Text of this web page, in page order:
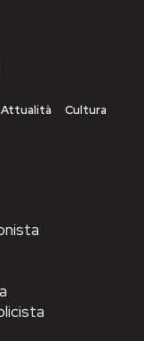
Attualità
Cultura